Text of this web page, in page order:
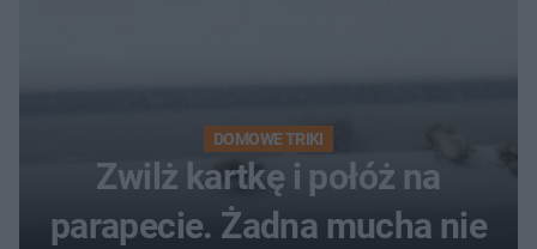
DOMOWE TRIKI
Zwilż kartkę i połóż na
parapecie. Żadna mucha nie